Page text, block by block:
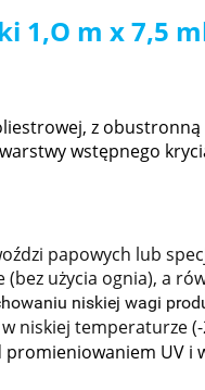
1,O m x 7,5
z
wstępnego
papowych lub
użycia ognia), a
niskiej wagi
niskiej temperaturze (-
UV i